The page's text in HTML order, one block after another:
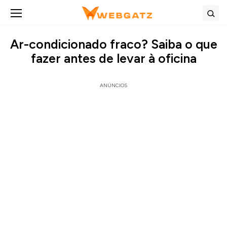
Abrir menu
Ar-condicionado fraco? Saiba o que
fazer antes de levar à oficina
ANÚNCIOS